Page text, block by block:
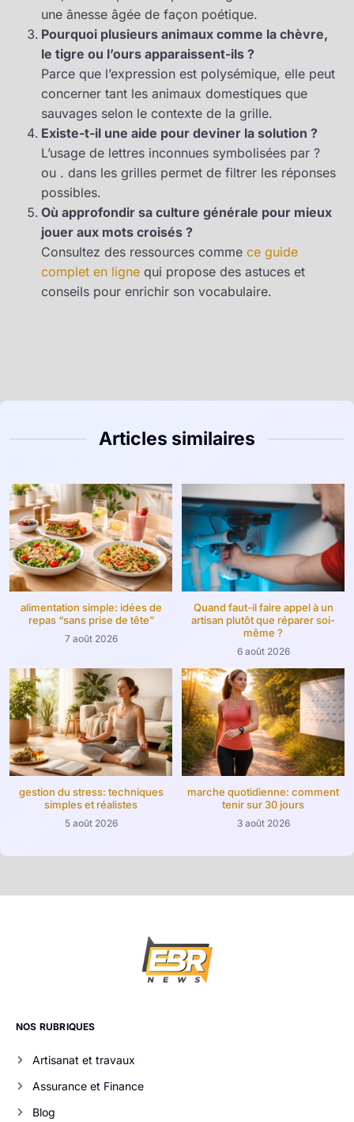
une ânesse âgée de façon poétique.
Pourquoi plusieurs animaux comme la chèvre,
le tigre ou l’ours apparaissent-ils ?
Parce que l’expression est polysémique, elle peut
concerner tant les animaux domestiques que
sauvages selon le contexte de la grille.
Existe-t-il une aide pour deviner la solution ?
L’usage de lettres inconnues symbolisées par ?
ou . dans les grilles permet de filtrer les réponses
possibles.
Où approfondir sa culture générale pour mieux
jouer aux mots croisés ?
Consultez des ressources comme ce guide
complet en ligne qui propose des astuces et
conseils pour enrichir son vocabulaire.
Articles similaires
alimentation simple: idées de
repas “sans prise de tête”
7 août 2026
Quand faut-il faire appel à un
artisan plutôt que réparer soi-
même ?
6 août 2026
gestion du stress: techniques
simples et réalistes
5 août 2026
marche quotidienne: comment
tenir sur 30 jours
3 août 2026
NOS RUBRIQUES
Artisanat et travaux
Assurance et Finance
Blog